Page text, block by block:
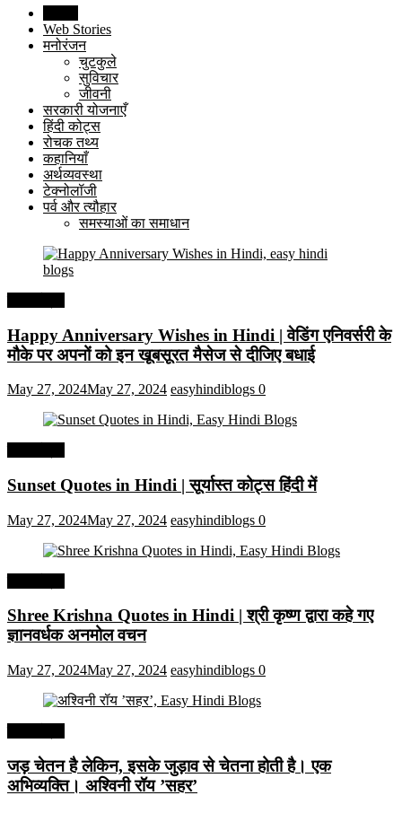
Web Stories
मनोरंजन
चुटकुले
सुविचार
जीवनी
सरकारी योजनाएँ
हिंदी कोट्स
रोचक तथ्य
कहानियाँ
अर्थव्यवस्था
टेक्नोलॉजी
पर्व और त्यौहार
समस्याओं का समाधान
Happy Anniversary Wishes in Hindi | वेडिंग एनिवर्सरी के
मौके पर अपनों को इन खूबसूरत मैसेज से दीजिए बधाई
May 27, 2024May 27, 2024 easyhindiblogs 0
Sunset Quotes in Hindi | सूर्यास्त कोट्स हिंदी में
May 27, 2024May 27, 2024 easyhindiblogs 0
Shree Krishna Quotes in Hindi | श्री कृष्ण द्वारा कहे गए
ज्ञानवर्धक अनमोल वचन
May 27, 2024May 27, 2024 easyhindiblogs 0
जड़ चेतन है लेकिन, इसके जुड़ाव से चेतना होती है। एक
अभिव्यक्ति। अश्विनी रॉय ’सहर’